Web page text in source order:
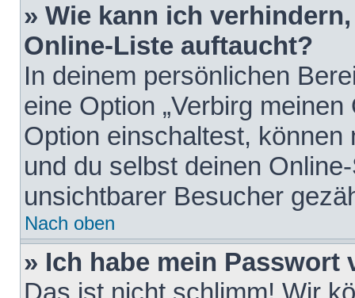
» Wie kann ich
Online-Liste auftaucht?
In deinem persönlichen
eine Option „Verbirg
Option einschaltest,
und du selbst deinen
unsichtbarer Besucher
Nach oben
» Ich habe mein Passwort
Das ist nicht schlimm! Wir